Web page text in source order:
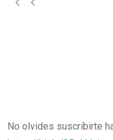
No olvides suscribirte